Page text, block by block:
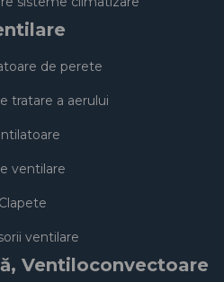
de perete
tratare a aerului
ventilare
Clapete
ventilare
Ventiloconvectoare